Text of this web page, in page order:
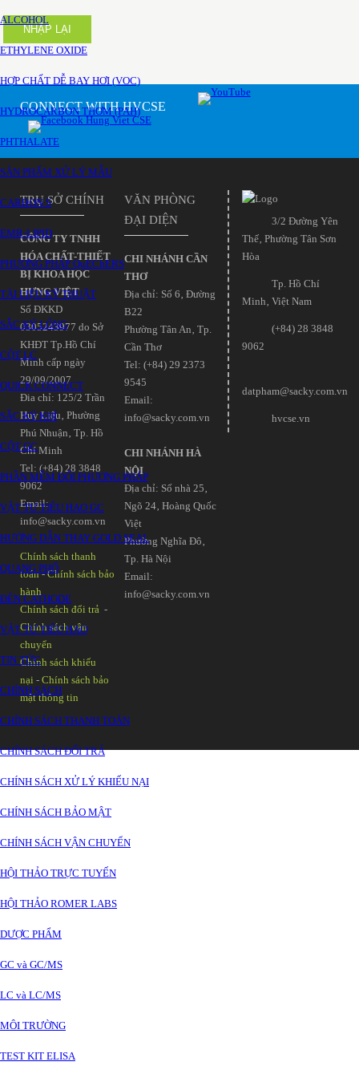
ALCOHOL
ETHYLENE OXIDE
HỢP CHẤT DỄ BAY HƠI (VOC)
HYDROCARBON THƠM (PAH)
PHTHALATE
SẢN PHẨM XỬ LÝ MẪU
CARBON S
EMR-LIPID
PHƯƠNG PHÁP QuEChERS
TÀI LIỆU KỸ THUẬT
SẮC KÝ LỎNG
CỘT LC
QUICK CONNECT
SẮC KÝ KHÍ
CỘT GC
PHẦN MỀM ĐỔI PHƯƠNG PHÁP
VẬT TƯ TIÊU HAO GC
HƯỚNG DẪN THAY GOLD SEAL
QUANG PHỔ
ĐÈN CATHODE
VẬT TƯ TIÊU HAO
TIN TỨC
CHÍNH SÁCH
CHÍNH SÁCH THANH TOÁN
CHÍNH SÁCH ĐỔI TRẢ
CHÍNH SÁCH XỬ LÝ KHIẾU NẠI
CHÍNH SÁCH BẢO MẬT
CHÍNH SÁCH VẬN CHUYỂN
HỘI THẢO TRỰC TUYẾN
HỘI THẢO ROMER LABS
DƯỢC PHẨM
GC và GC/MS
LC và LC/MS
MÔI TRƯỜNG
TEST KIT ELISA
NHẬP LẠI
CONNECT WITH HVCSE
TRỤ SỞ CHÍNH
CÔNG TY TNHH
HÓA CHẤT-THIẾT
BỊ KHOA HỌC
HƯNG VIỆT
Số ĐKKD
0305243977 do Sở
KHĐT Tp.Hồ Chí
Minh cấp ngày
29/09/2007
Đia chỉ: 125/2 Trần
Huy Liệu‚ Phường
Phú Nhuận‚ Tp. Hồ
Chí Minh
Tel: (+84) 28 3848
9062
Email:
info@sacky.com.vn
Chính sách thanh
toán-Chính sách bảo
hành
Chính sách đổi trả -
Chính sách vận
chuyển
Chính sách khiếu
nại - Chính sách bảo
mật thông tin
VĂN PHÒNG
ĐẠI DIỆN
CHI NHÁNH CẦN
THƠ
Địa chỉ: Số 6‚ Đường
B22
Phường Tân An‚ Tp.
Cần Thơ
Tel: (+84) 29 2373
9545
Email:
info@sacky.com.vn
CHI NHÁNH HÀ
NỘI
Địa chỉ: Số nhà 25‚
Ngõ 24‚ Hoàng Quốc
Việt
Phường Nghĩa Đô‚
Tp. Hà Nội
Email:
info@sacky.com.vn
3/2 Đường Yên
Thế‚ Phường Tân Sơn
Hòa
Tp. Hồ Chí
Minh‚ Việt Nam
(+84) 28 3848
9062
datpham@sacky.com.vn
hvcse.vn